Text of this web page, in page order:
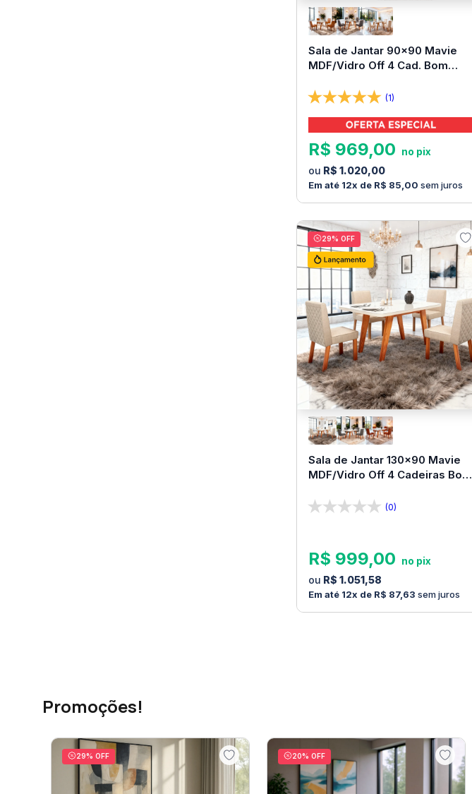
Sala de Jantar 90x90 Mavie
MDF/Vidro Off 4 Cad. Bom
(1)
R$ 969,00
R$ 1.020,00
12 R$ 85,00 sem juros
29% OFF
Sala de Jantar 130x90 Mavie
MDF/Vidro Off 4 Cadeiras Bom
(0)
R$ 999,00
R$ 1.051,58
12 R$ 87, 63 sem juros
Promoções!
29% OFF 20% OFF